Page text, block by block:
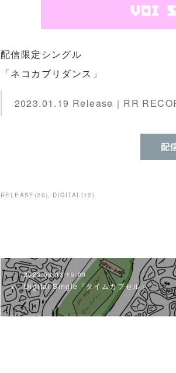
配信限定シングル
「ネコカブリダンス」
2023.01.19 Release｜RR
RELEASE (20) DIGITAL (12 )
2023.03.03 15:00
Digital Single『タイムカプセル』